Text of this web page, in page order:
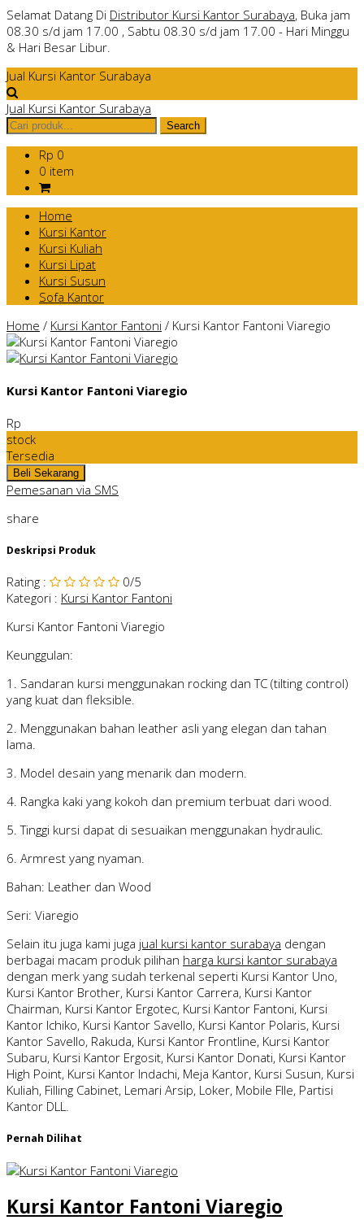
Selamat Datang Di Distributor Kursi Kantor Surabaya, Buka jam
08.30 s/d jam 17.00 , Sabtu 08.30 s/d jam 17.00 - Hari Minggu
& Hari Besar Libur.
Jual Kursi Kantor Surabaya
Jual Kursi Kantor Surabaya
Rp 0
0 item
Home
Kursi Kantor
Kursi Kuliah
Kursi Lipat
Kursi Susun
Sofa Kantor
Home / Kursi Kantor Fantoni / Kursi Kantor Fantoni Viaregio
Kursi Kantor Fantoni Viaregio
Rp
stock
Tersedia
Pemesanan via SMS
share
Deskripsi Produk
Rating : 0/5
Kategori : Kursi Kantor Fantoni
Kursi Kantor Fantoni Viaregio
Keunggulan:
1. Sandaran kursi menggunakan rocking dan TC (tilting control)
yang kuat dan fleksible.
2. Menggunakan bahan leather asli yang elegan dan tahan
lama.
3. Model desain yang menarik dan modern.
4. Rangka kaki yang kokoh dan premium terbuat dari wood.
5. Tinggi kursi dapat di sesuaikan menggunakan hydraulic.
6. Armrest yang nyaman.
Bahan: Leather dan Wood
Seri: Viaregio
Selain itu juga kami juga jual kursi kantor surabaya dengan
berbagai macam produk pilihan harga kursi kantor surabaya
dengan merk yang sudah terkenal seperti Kursi Kantor Uno,
Kursi Kantor Brother, Kursi Kantor Carrera, Kursi Kantor
Chairman, Kursi Kantor Ergotec, Kursi Kantor Fantoni, Kursi
Kantor Ichiko, Kursi Kantor Savello, Kursi Kantor Polaris, Kursi
Kantor Savello, Rakuda, Kursi Kantor Frontline, Kursi Kantor
Subaru, Kursi Kantor Ergosit, Kursi Kantor Donati, Kursi Kantor
High Point, Kursi Kantor Indachi, Meja Kantor, Kursi Susun, Kursi
Kuliah, Filling Cabinet, Lemari Arsip, Loker, Mobile FIle, Partisi
Kantor DLL.
Pernah Dilihat
Kursi Kantor Fantoni Viaregio